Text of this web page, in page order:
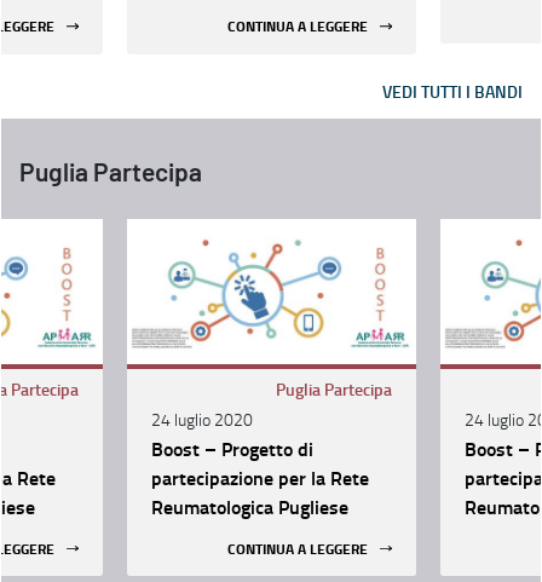
CONTINUA A LEGGERE
VEDI TUTTI I BANDI
Puglia Partecipa
Partecipa
Rete
Puglia Partecipa
24 luglio 2020
Boost – Progetto di
partecipazione per la Rete
Reumatologica Pugliese
CONTINUA A LEGGERE
24 luglio
Boost –